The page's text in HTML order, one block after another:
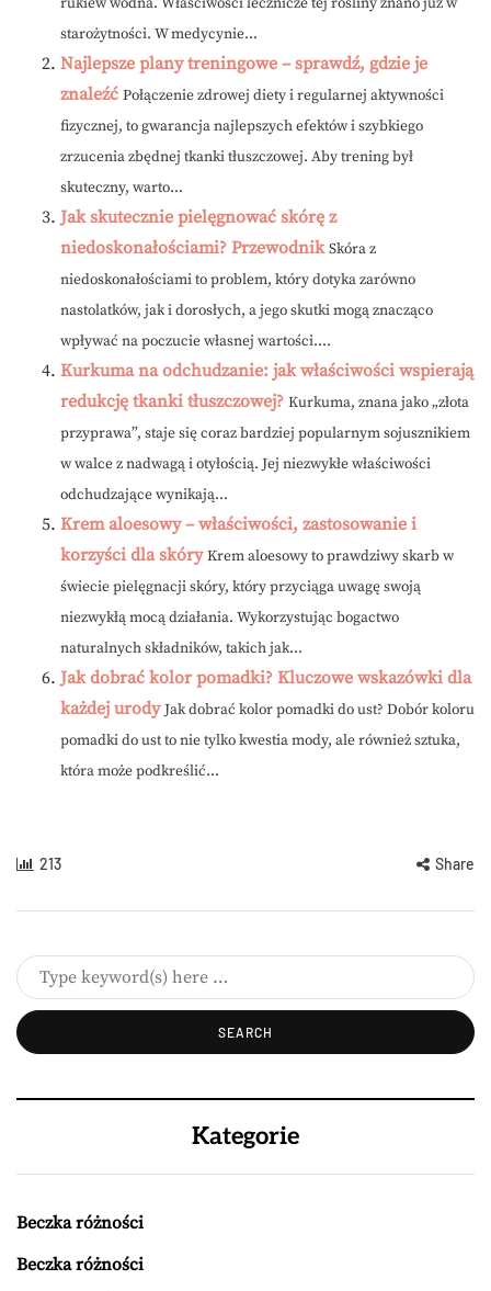
rukiew wodna. Właściwości lecznicze tej rośliny znano już w
starożytności. W medycynie...
Najlepsze plany treningowe – sprawdź, gdzie je
znaleźć Połączenie zdrowej diety i regularnej aktywności
fizycznej, to gwarancja najlepszych efektów i szybkiego
zrzucenia zbędnej tkanki tłuszczowej. Aby trening był
skuteczny, warto...
Jak skutecznie pielęgnować skórę z
niedoskonałościami? Przewodnik Skóra z
niedoskonałościami to problem, który dotyka zarówno
nastolatków, jak i dorosłych, a jego skutki mogą znacząco
wpływać na poczucie własnej wartości....
Kurkuma na odchudzanie: jak właściwości wspierają
redukcję tkanki tłuszczowej? Kurkuma, znana jako „złota
przyprawa”, staje się coraz bardziej popularnym sojusznikiem
w walce z nadwagą i otyłością. Jej niezwykłe właściwości
odchudzające wynikają...
Krem aloesowy – właściwości, zastosowanie i
korzyści dla skóry Krem aloesowy to prawdziwy skarb w
świecie pielęgnacji skóry, który przyciąga uwagę swoją
niezwykłą mocą działania. Wykorzystując bogactwo
naturalnych składników, takich jak...
Jak dobrać kolor pomadki? Kluczowe wskazówki dla
każdej urody Jak dobrać kolor pomadki do ust? Dobór koloru
pomadki do ust to nie tylko kwestia mody, ale również sztuka,
która może podkreślić...
213 Share
Kategorie
Beczka różności
Beczka różności